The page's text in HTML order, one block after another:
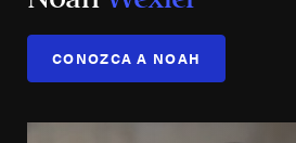
CONOZCA A NOAH